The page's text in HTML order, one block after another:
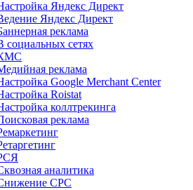
Яндекс Директ
Яндекс Директ
реклама
социальных сетях
реклама
Google Merchant Center
Roistat
коллтрекинга
реклама
аналитика
CPC